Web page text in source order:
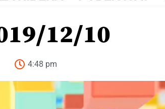
12/10
4:48 pm